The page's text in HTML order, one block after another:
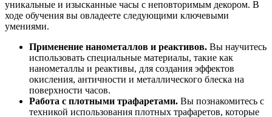
уникальные и изысканные часы с неповторимым декором. В
ходе обучения вы овладеете следующими ключевыми
умениями.
Применение нанометаллов и реактивов. Вы научитесь
использовать специальные материалы, такие как
нанометаллы и реактивы, для создания эффектов
окисления, античности и металлического блеска на
поверхности часов.
Работа с плотными трафаретами. Вы познакомитесь с
техникой использования плотных трафаретов, которые